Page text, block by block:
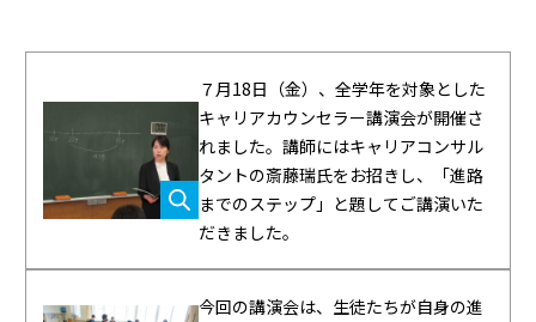
７月18日（金）、全学年を対象とした
キャリアカウンセラー講演会が開催さ
れました。講師にはキャリアコンサル
タントの斎藤瑞氏をお招きし、「進路
までのステップ」と題してご講演いた
だきました。
今回の講演会は、生徒たちが自身の進